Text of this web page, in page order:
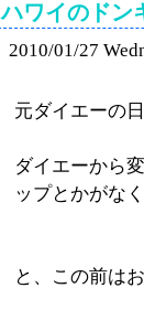
ハワイのドン
2010/01/27
元ダイエーの
ダイエーから
ップとかがな
と、この前は